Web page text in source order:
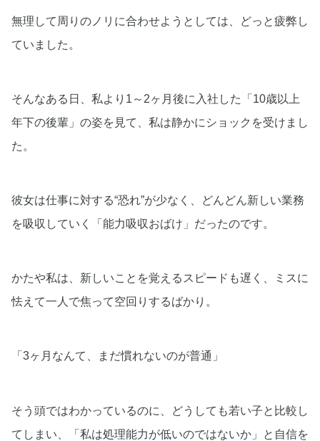
無理して周りのノリに合わせようとしては、どっと疲弊し
ていました。
そんなある日、私より1～2ヶ月後に入社した「10歳以上
年下の後輩」の姿を見て、私は静かにショックを受けまし
た。
彼女は仕事に対する“恐れ”が少なく、どんどん新しい業務
を吸収していく「能力吸収おばけ」だったのです。
かたや私は、新しいことを覚えるスピードも遅く、ミスに
怯えて一人で焦って空回りするばかり。
「3ヶ月なんて、まだ慣れないのが普通」
そう頭ではわかっているのに、どうしても若い子と比較し
てしまい、「私は処理能力が低いのではないか」と自信を